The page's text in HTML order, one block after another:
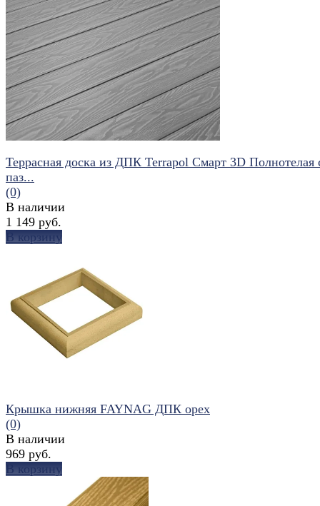
избранное сравнить
избранное сравнить
Террасная доска из ДПК Terrapol Смарт 3D Полнотелая
паз...
(0)
В наличии
1 149 руб.
В корзину
Крышка нижняя FAYNAG ДПК орех
(0)
В наличии
969 руб.
В корзину